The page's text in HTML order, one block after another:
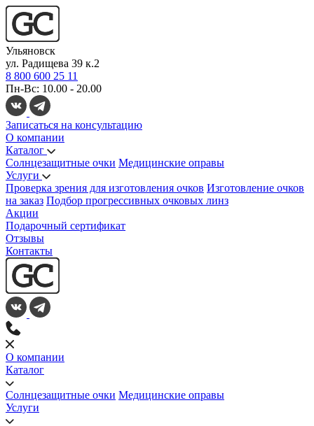
Ульяновск
ул. Радищева 39 к.2
8 800 600 25 11
Пн-Вс: 10.00 - 20.00
Записаться на консультацию
О компании
Каталог
Солнцезащитные очки Медицинские оправы
Услуги
Проверка зрения для изготовления очков Изготовление очков
на заказ Подбор прогрессивных очковых линз
Акции
Подарочный сертификат
Отзывы
Контакты
О компании
Каталог
Солнцезащитные очки Медицинские оправы
Услуги